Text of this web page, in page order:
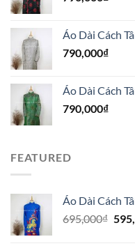
Áo Dài Cách
790,000₫
Áo Dài Cách
790,000₫
FEATURED
Áo Dài Cách
695,000₫ Giá